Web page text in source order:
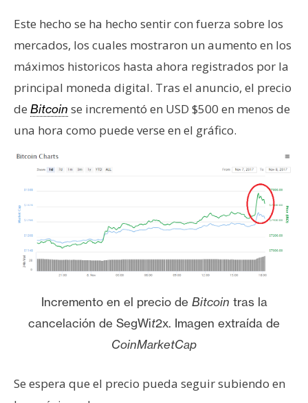
i
d
d
Este hecho se ha hecho sentir con fuerza sobre los
mercados, los cuales mostraron un aumento en los
máximos historicos hasta ahora registrados por la
principal moneda digital. Tras el anuncio, el precio
de Bitcoin se incrementó en USD $500 en menos de
una hora como puede verse en el gráfico.
Incremento en el precio de Bitcoin tras la
cancelación de SegWit2x. Imagen extraída de
CoinMarketCap
Se espera que el precio pueda seguir subiendo en